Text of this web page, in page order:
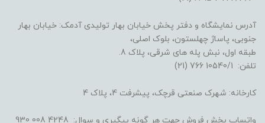
آدرس نمایشگاه و دفتر پخش خیابان بهار تولیدی آدمک: خیابان بهار
جنوبی، پاساژ چهلستون، بلوک اصلی،
طبقه اول، نبش پله های شرقی، پلاک 8.
تلفن: 10540/1 766 (21)
کارخانه: شهرک صنعتی قرچک، پیشرفت 4، پلاک 4
واتساپ بخش فروش جهت هر گونه پیگیری و سوال: 4248 008 930